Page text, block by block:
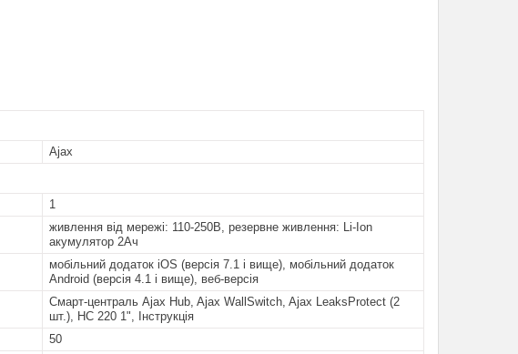
Ajax
1
живлення від мережі: 110-250В, резервне живлення: Li-Ion
акумулятор 2Ач
мобільний додаток iOS (версія 7.1 і вище), мобільний додаток
Android (версія 4.1 і вище), веб-версія
Смарт-централь Ajax Hub, Ajax WallSwitch, Ajax LeaksProtect (2
шт.), HC 220 1", Інструкція
50